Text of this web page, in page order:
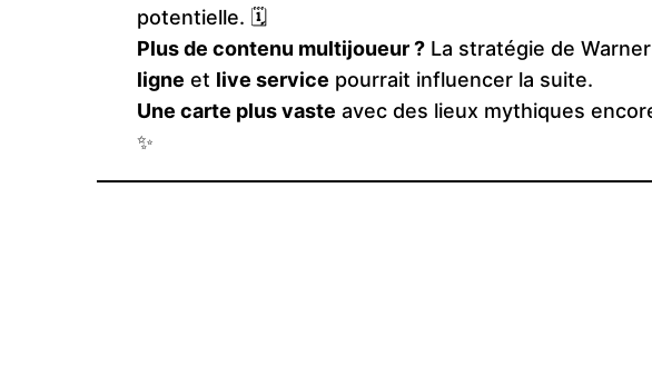
potentielle. 🗓️
Plus de contenu multijoueur ? La stratégie de
ligne et live service pourrait influencer la suite.
Une carte plus vaste avec des lieux mythiques
✨